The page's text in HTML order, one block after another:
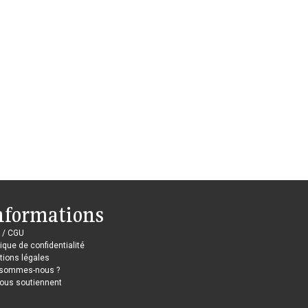
/ CGU
de confidentialité
légales
nous ?
soutiennent